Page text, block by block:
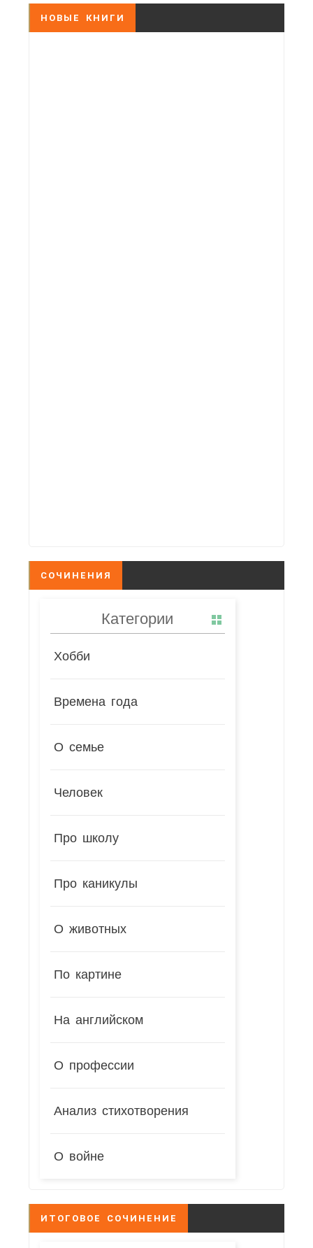
НОВЫЕ КНИГИ
СОЧИНЕНИЯ
Категории
Хобби
Времена года
О семье
Человек
Про школу
Про каникулы
О животных
По картине
На английском
О профессии
Анализ стихотворения
О войне
ИТОГОВОЕ СОЧИНЕНИЕ